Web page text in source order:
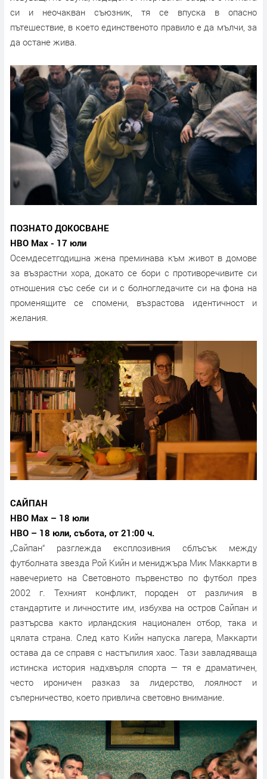
си и неочакван съюзник, тя се впуска в опасно
пътешествие, в което единственото правило е да мълчи, за
да остане жива.
ПОЗНАТО ДОКОСВАНЕ
HBO Max - 17 юли
Осемдесетгодишна жена преминава към живот в домове
за възрастни хора, докато се бори с противоречивите си
отношения със себе си и с болногледачите си на фона на
променящите се спомени, възрастова идентичност и
желания.
САЙПАН
HBO Max – 18 юли
HBO – 18 юли, събота, от 21:00 ч.
„Сайпан“ разглежда експлозивния сблъсък между
футболната звезда Рой Кийн и мениджъра Мик Маккарти в
навечерието на Световното първенство по футбол през
2002 г. Техният конфликт, породен от различия в
стандартите и личностите им, избухва на остров Сайпан и
разтърсва както ирландския национален отбор, така и
цялата страна. След като Кийн напуска лагера, Маккарти
остава да се справя с настъпилия хаос. Тази завладяваща
истинска история надхвърля спорта — тя е драматичен,
често ироничен разказ за лидерство, лоялност и
съперничество, което привлича световно внимание.